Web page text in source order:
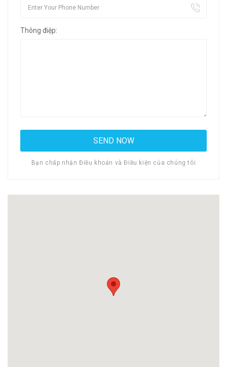
Thông điệp:
Bạn chấp nhận Điều khoản và Điều kiện của chúng tôi